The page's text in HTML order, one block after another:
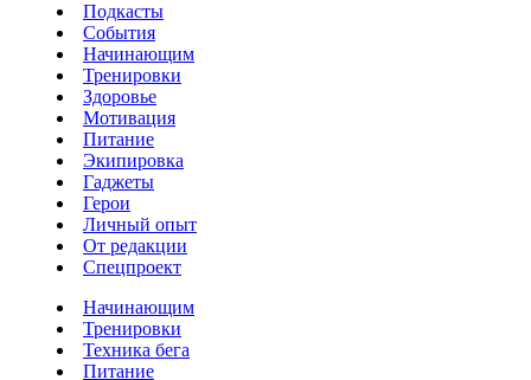
Подкасты
События
Начинающим
Тренировки
Здоровье
Мотивация
Питание
Экипировка
Гаджеты
Герои
Личный опыт
От редакции
Спецпроект
Начинающим
Тренировки
Техника бега
Питание